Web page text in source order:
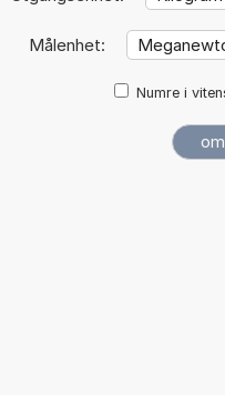
Målenhet:
Numre i